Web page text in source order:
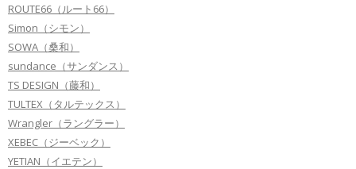
ROUTE66（ルート66）
Simon（シモン）
SOWA（桑和）
sundance（サンダンス）
TS DESIGN（藤和）
TULTEX（タルテックス）
Wrangler（ラングラー）
XEBEC（ジーベック）
YETIAN（イエテン）